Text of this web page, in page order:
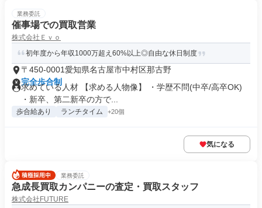
業務委託
催事場での買取営業
株式会社Ｅｖｏ
初年度から年収1000万超え60%以上◎自由な休日制度
〒450-0001愛知県名古屋市中村区那古野
完全歩合制
求めている人材 【求める人物像】 ・学歴不問(中卒/高卒OK)
・新卒、第二新卒の方で...
歩合給あり ランチタイム +20個
気になる
業務委託
急成長買取カンパニーの査定・買取スタッフ
株式会社FUTURE